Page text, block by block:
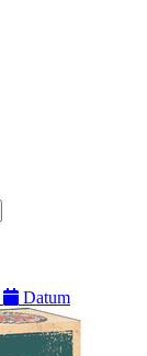
Datum